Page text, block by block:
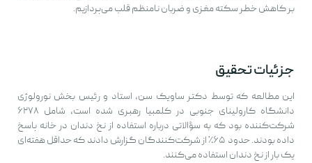
بر کاهش خطر سکته مغزی و ضربان نامنظم قلب می‌پردازیم.
جزئیات تحقیق
این مطالعه که توسط دکتر ساویک سن، استاد و رئیس بخش نورولوژی
دانشگاه کارولینای جنوبی در کلمبیا رهبری شده است، شامل ۶۲۷۸
شرکت‌کننده بود که به سؤالاتی درباره استفاده از نخ دندان در خانه پاسخ
داده بودند. حدود ۶۵٪ از شرکت‌کنندگان گزارش دادند که حداقل هفته‌ای
یک بار از نخ دندان استفاده می‌کنند.